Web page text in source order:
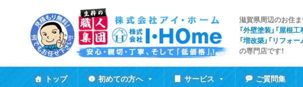
ッ
滋賀県周辺のお住
「外壁塗装」「屋根工
「増改築」「リフォー
の専門店です！
トップ 初めての方へ サービス ご質問集